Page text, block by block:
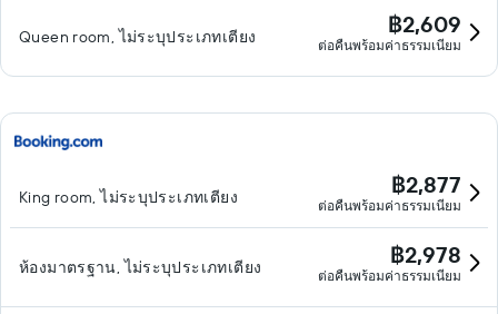
Queen room, ไม่ระบุประเภทเตียง ฿2,609
ต่อคืนพร้อมค่าธรรมเนียม
King room, ไม่ระบุประเภทเตียง ฿2,877
ต่อคืนพร้อมค่าธรรมเนียม
ห้องมาตรฐาน, ไม่ระบุประเภทเตียง ฿2,978
ต่อคืนพร้อมค่าธรรมเนียม